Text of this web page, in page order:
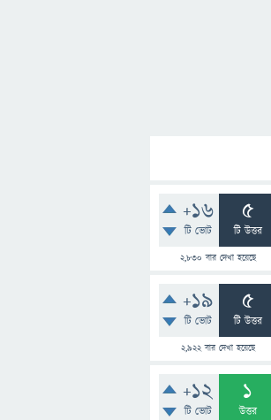
+16
টি ভোট
5
টি উত্তর
2,830 বার দেখা হয়েছে
+19
টি ভোট
5
টি উত্তর
2,922বার দেখা হয়েছে
+12
টি ভোট
1
উত্তর